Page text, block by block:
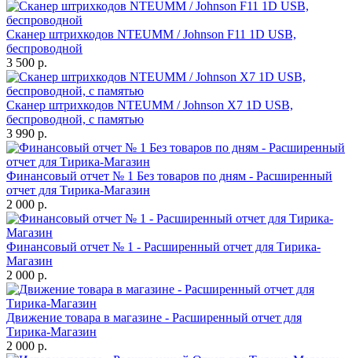
Сканер штрихкодов NTEUMM / Johnson F11 1D USB,
беспроводной
3 500 р.
Сканер штрихкодов NTEUMM / Johnson X7 1D USB,
беспроводной, с памятью
3 990 р.
Финансовый отчет № 1 Без товаров по дням - Расширенный
отчет для Тирика-Магазин
2 000 р.
Финансовый отчет № 1 - Расширенный отчет для Тирика-
Магазин
2 000 р.
Движение товара в магазине - Расширенный отчет для
Тирика-Магазин
2 000 р.